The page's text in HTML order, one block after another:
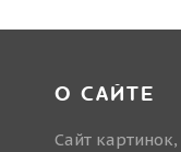
О САЙТЕ
Сайт